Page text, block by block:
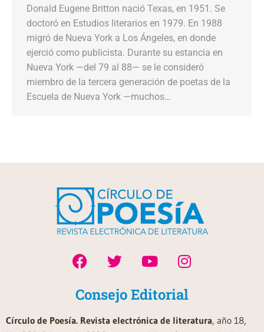
Donald Eugene Britton nació Texas, en 1951. Se
doctoró en Estudios literarios en 1979. En 1988
migró de Nueva York a Los Ángeles, en donde
ejerció como publicista. Durante su estancia en
Nueva York —del 79 al 88— se le consideró
miembro de la tercera generación de poetas de la
Escuela de Nueva York —muchos…
Consejo Editorial
Círculo de Poesía. Revista electrónica de literatura, año 18,